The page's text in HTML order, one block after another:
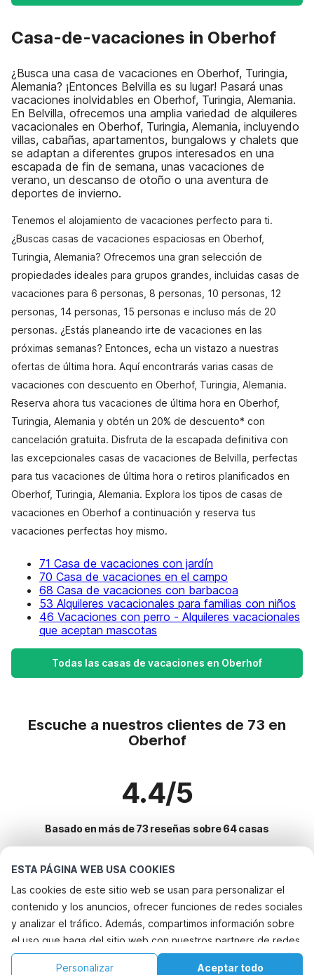
ESTA PÁGINA WEB USA COOKIES
Las cookies de este sitio web se usan para personalizar el
contenido y los anuncios, ofrecer funciones de redes sociales
y analizar el tráfico. Además, compartimos información sobre
el uso que haga del sitio web con nuestros partners de redes
sociales, publicidad y análisis web, quienes pueden
Aceptar todo
Personalizar
Casa-de-vacaciones in Oberhof
¿Busca una casa de vacaciones en Oberhof, Turingia,
Alemania? ¡Entonces Belvilla es su lugar! Pasará unas
vacaciones inolvidables en Oberhof, Turingia, Alemania.
En Belvilla, ofrecemos una amplia variedad de alquileres
vacacionales en Oberhof, Turingia, Alemania, incluyendo
villas, cabañas, apartamentos, bungalows y chalets que
se adaptan a diferentes grupos interesados en una
escapada de fin de semana, unas vacaciones de
verano, un descanso de otoño o una aventura de
deportes de invierno.
Tenemos el alojamiento de vacaciones perfecto para ti.
¿Buscas casas de vacaciones espaciosas en Oberhof,
Turingia, Alemania? Ofrecemos una gran selección de
propiedades ideales para grupos grandes, incluidas casas de
vacaciones para 6 personas, 8 personas, 10 personas, 12
personas, 14 personas, 15 personas e incluso más de 20
personas. ¿Estás planeando irte de vacaciones en las
próximas semanas? Entonces, echa un vistazo a nuestras
ofertas de última hora. Aquí encontrarás varias casas de
vacaciones con descuento en Oberhof, Turingia, Alemania.
Reserva ahora tus vacaciones de última hora en Oberhof,
Turingia, Alemania y obtén un 20% de descuento* con
cancelación gratuita. Disfruta de la escapada definitiva con
las excepcionales casas de vacaciones de Belvilla, perfectas
para tus vacaciones de última hora o retiros planificados en
Oberhof, Turingia, Alemania. Explora los tipos de casas de
vacaciones en Oberhof a continuación y reserva tus
vacaciones perfectas hoy mismo.
71 Casa de vacaciones con jardín
70 Casa de vacaciones en el campo
68 Casa de vacaciones con barbacoa
53 Alquileres vacacionales para familias con niños
46 Vacaciones con perro - Alquileres vacacionales
que aceptan mascotas
Todas las casas de vacaciones en Oberhof
Escuche a nuestros clientes de 73 en
Oberhof
4.4/5
Basado en más de 73 reseñas sobre 64 casas
Destinos más populares para vacaciones
Ciudades con los mejores servicios para vacaciones
Vacaciones con perro - Alquileres vacacionales que aceptan
Vacaciones con perro - Alquileres vacacionales que aceptan
Servicios populares para vacaciones en Oberhof
Casa de vacaciones con jardín
Ciudades populares para vacaciones en Turingia